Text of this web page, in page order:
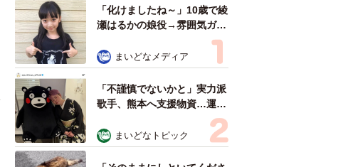
「化けましたね～」10歳で綾
瀬はるかの娘役→雰囲気ガラ
リの18歳に成長 「メイクで
雰囲気が」「宝塚に入れそ
う」
まいどなメディア
「不謹慎でないかと」実力派
歌手、熊本へ支援物資…運搬
トラックの車体デザインにた
めらい 「痛いほど伝わる」
「行動され立派」
まいどなトピック